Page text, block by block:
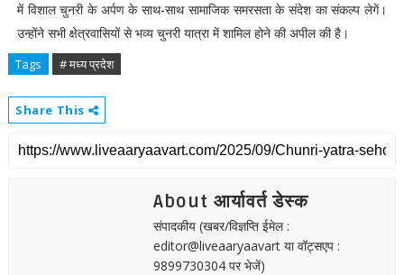
में विशाल चुनरी के अर्पण के साथ-साथ सामाजिक समरसता के संदेश का संकल्प लेगें।
उन्होंने सभी क्षेत्रवासियों से भव्य चुनरी यात्रा में शामिल होने की अपील की है।
Tags # मध्य प्रदेश
Share This
About आर्यावर्त डेस्क
संपादकीय (खबर/विज्ञप्ति ईमेल :
editor@liveaaryaavart या वॉट्सएप :
9899730304 पर भेजें)